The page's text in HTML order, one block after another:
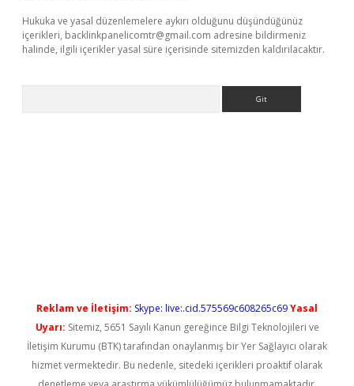
Hukuka ve yasal düzenlemelere aykırı olduğunu düşündüğünüz
içerikleri, backlinkpanelicomtr@gmail.com adresine bildirmeniz
halinde, ilgili içerikler yasal süre içerisinde sitemizden kaldırılacaktır.
Reklam ve İletişim: Skype: live:.cid.575569c608265c69Yasal
Uyarı: Sitemiz, 5651 Sayılı Kanun gereğince Bilgi Teknolojileri ve
İletişim Kurumu (BTK) tarafından onaylanmış bir Yer Sağlayıcı olarak
hizmet vermektedir. Bu nedenle, sitedeki içerikleri proaktif olarak